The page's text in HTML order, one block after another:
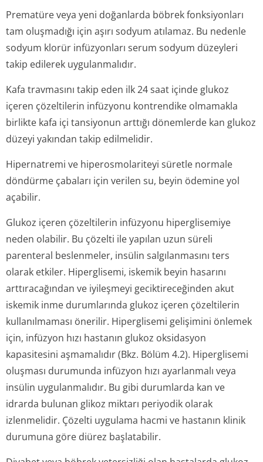
Prematüre veya yeni doğanlarda böbrek fonksiyonları
tam oluşmadığı için aşırı sodyum atılamaz. Bu nedenle
sodyum klorür infüzyonları serum sodyum düzeyleri
takip edilerek uygulanmalıdır.
Kafa travmasını takip eden ilk 24 saat içinde glukoz
içeren çözeltilerin infüzyonu kontrendike olmamakla
birlikte kafa içi tansiyonun arttığı dönemlerde kan glukoz
düzeyi yakından takip edilmelidir.
Hipernatremi ve hiperosmolariteyi süretle normale
döndürme çabaları için verilen su, beyin ödemine yol
açabilir.
Glukoz içeren çözeltilerin infüzyonu hiperglisemiye
neden olabilir. Bu çözelti ile yapılan uzun süreli
parenteral beslenmeler, insülin salgılanmasını ters
olarak etkiler. Hiperglisemi, iskemik beyin hasarını
arttıracağından ve iyileşmeyi geciktireceğinden akut
iskemik inme durumlarında glukoz içeren çözeltilerin
kullanılmaması önerilir. Hiperglisemi gelişimini önlemek
için, infüzyon hızı hastanın glukoz oksidasyon
kapasitesini aşmamalıdır (Bkz. Bölüm 4.2). Hiperglisemi
oluşması durumunda infüzyon hızı ayarlanmalı veya
insülin uygulanmalıdır. Bu gibi durumlarda kan ve
idrarda bulunan glikoz miktarı periyodik olarak
izlenmelidir. Çözelti uygulama hacmi ve hastanın klinik
durumuna göre diürez başlatabilir.